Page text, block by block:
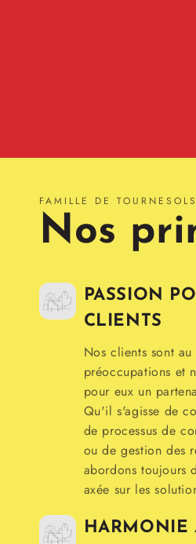
FAMILLE DE TOURNESOLS
Nos
PASSION
CLIENTS
Nos clients sont
préoccupations et
pour eux un
Qu'il s'agisse de
de processus de
ou de gestion des
abordons toujours
axée sur les
HARMONIE